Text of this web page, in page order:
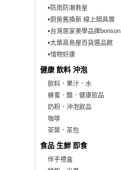
▪︎防雨防潮救星
▪︎廚房舊換新 線上鍋具展
▪︎台灣居家美學品牌bonson
▪︎大葉高島屋百貨選品館
▪︎惜物好康
健康 飲料 沖泡
飲料．果汁．水
蜂蜜．醋．健康飲品
奶粉．沖泡飲品
咖啡
茶葉．茶包
食品 生鮮 即食
伴手禮盒